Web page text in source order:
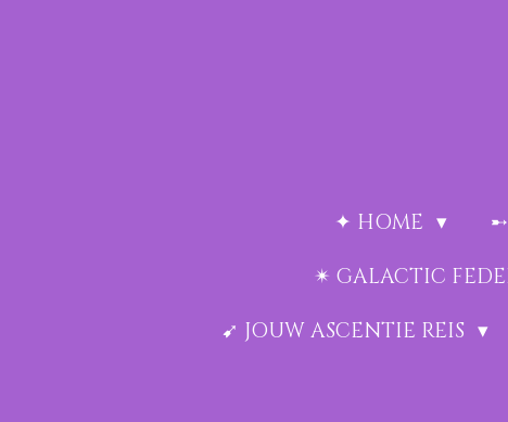
✦ HOME
✴︎ GALACTIC
➹ JOUW ASCENTIE REIS